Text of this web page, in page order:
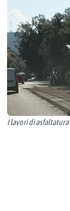
I lavori di asfaltatura